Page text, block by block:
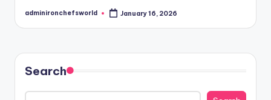
Posted
adminironchefsworld January 16, 2026
Search